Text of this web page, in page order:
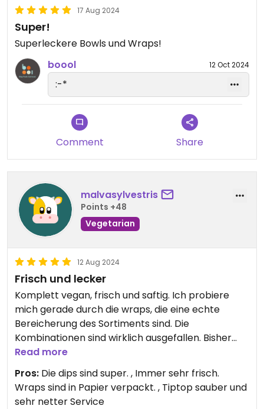
17 Aug 2024
Super!
Superleckere Bowls und Wraps!
boool
12 Oct 2024
:-*
Comment Share
malvasylvestris
Points +48
Vegetarian
12 Aug 2024
Frisch und lecker
Komplett vegan, frisch und saftig. Ich probiere
mich gerade durch die wraps, die eine echte
Bereicherung des Sortiments sind. Die
Kombinationen sind wirklich ausgefallen. Bisher
habe ich noch nichts gefunden, was mir nicht
geschmeckt hätte.
Read more
Pros: Die dips sind super. , Immer sehr frisch.
Wraps sind in Papier verpackt. , Tiptop sauber und
sehr netter Service